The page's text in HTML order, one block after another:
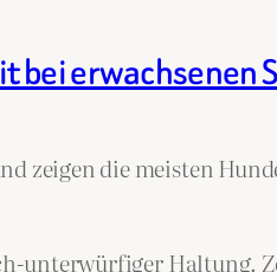
bei erwachsenen
zeigen die meisten
unterwürfiger